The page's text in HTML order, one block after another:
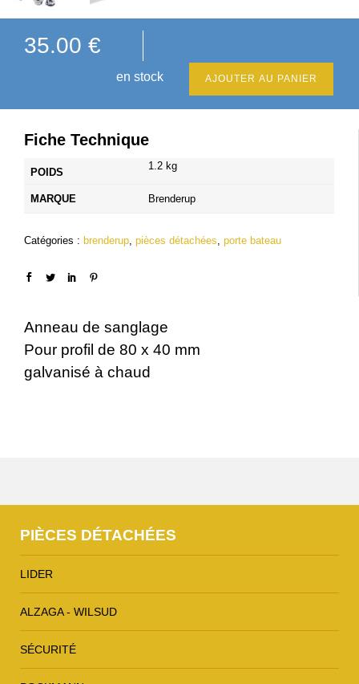
35.00 €
en stock AJOUTER AU PANIER
Fiche Technique
POIDS
1.2 kg
MARQUE Brenderup
Catégories : brenderup, pièces détachées, porte bateau
Anneau de sanglage
Pour profil de 80 x 40 mm
galvanisé à chaud
PIÈCES DÉTACHÉES
LIDER
ALZAGA - WILSUD
SÉCURITÉ